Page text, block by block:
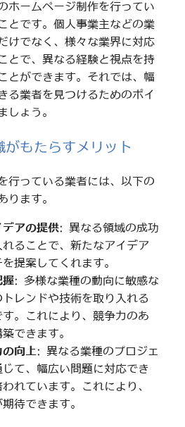
ホームページ制作を行ってい
とです。個人事業主などの業
けでなく、様々な業界に対応
とで、異なる経験と視点を持
とができます。それでは、幅
る業者を見つけるためのポイ
しょう。
がもたらすメリット
行っている業者には、以下の
ります。
アの提供: 異なる領域の成功
ることで、新たなアイデア
提案してくれます。
握: 多様な業種の動向に敏感な
レンドや技術を取り入れる
す。これにより、競争力のあ
できます。
の向上: 異なる業種のプロジェ
じて、幅広い問題に対応でき
れています。これにより、
待できます。